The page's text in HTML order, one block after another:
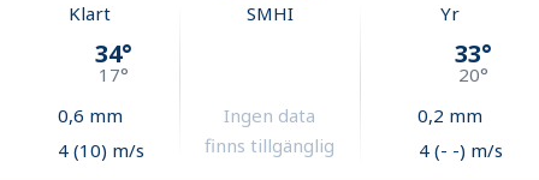
Klart
34°
17°
0,6 mm
4 (10) m/s
SMHI
Ingen data
finns tillgänglig
Yr
33°
20°
0,2 mm
4 (- -) m/s